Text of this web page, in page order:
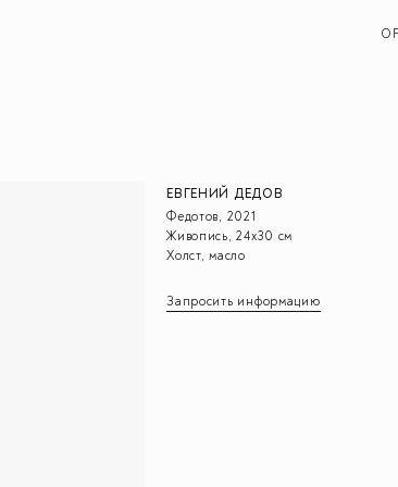
ЕВГЕНИЙ ДЕДОВ
Федотов, 2021
Живопись, 24х30 см
Холст, масло
Запросить информацию